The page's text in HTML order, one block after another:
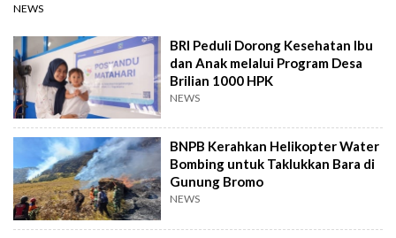
NEWS
BRI Peduli Dorong Kesehatan Ibu
dan Anak melalui Program Desa
Brilian 1000 HPK
NEWS
BNPB Kerahkan Helikopter Water
Bombing untuk Taklukkan Bara di
Gunung Bromo
NEWS